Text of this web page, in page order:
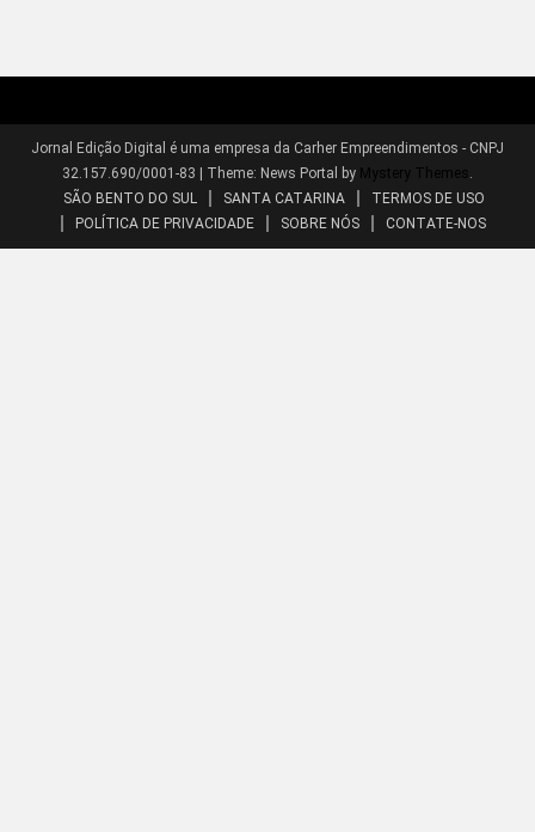
Jornal Edição Digital é uma empresa da Carher Empreendimentos - CNPJ
32.157.690/0001-83
Theme: News Portal by Mystery Themes .
SÃO BENTO DO SUL
SANTA CATARINA
TERMOS DE USO
POLÍTICA DE PRIVACIDADE
SOBRE NÓS CONTATE-NOS